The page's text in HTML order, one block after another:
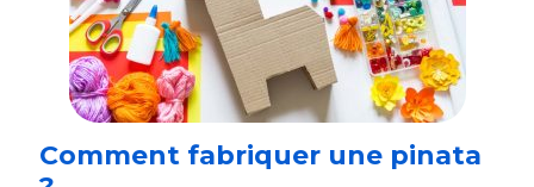
Comment fabriquer une pinata